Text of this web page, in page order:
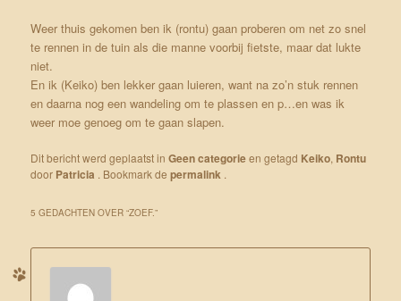
Weer thuis gekomen ben ik (rontu) gaan proberen om net zo snel
te rennen in de tuin als die manne voorbij fietste, maar dat lukte
niet.
En ik (Keiko) ben lekker gaan luieren, want na zo’n stuk rennen
en daarna nog een wandeling om te plassen en p…en was ik
weer moe genoeg om te gaan slapen.
Dit bericht werd geplaatst inGeen categorieen getagd Keiko, Rontu
door Patricia . Bookmark depermalink .
5 GEDACHTEN OVER “ZOEF.”